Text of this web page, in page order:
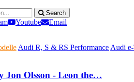
Search
Youtube
Email
Audi R, S & RS Performance Audi
Jon Olsson - Leon the…